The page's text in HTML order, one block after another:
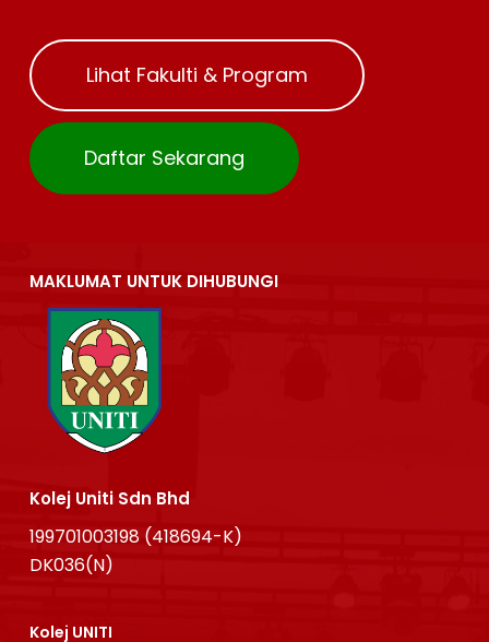
Lihat Fakulti & Program
Daftar Sekarang
MAKLUMAT UNTUK DIHUBUNGI
Kolej Uniti Sdn Bhd
199701003198 (418694-K)
DK036(N)
Kolej UNITI